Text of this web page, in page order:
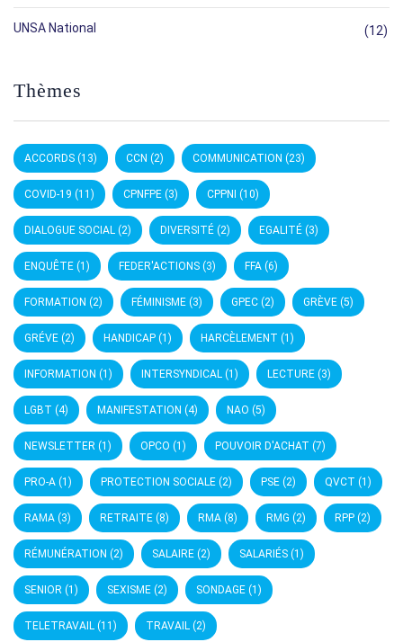
UNSA National (12)
Thèmes
ACCORDS (13) CCN (2) COMMUNICATION (23)
COVID-19 (11) CPNFPE (3) CPPNI (10)
DIALOGUE SOCIAL (2) DIVERSITÉ (2) EGALITÉ (3)
ENQUÊTE (1) FEDER'ACTIONS (3) FFA (6)
FORMATION (2) FÉMINISME (3) GPEC (2) GRÈVE (5)
GRÉVE (2) HANDICAP (1) HARCÈLEMENT (1)
INFORMATION (1) INTERSYNDICAL (1) LECTURE (3)
LGBT (4) MANIFESTATION (4) NAO (5)
NEWSLETTER (1) OPCO (1) POUVOIR D'ACHAT (7)
PRO-A (1) PROTECTION SOCIALE (2) PSE (2) QVCT (1)
RAMA (3) RETRAITE (8) RMA (8) RMG (2) RPP (2)
RÉMUNÉRATION (2) SALAIRE (2) SALARIÉS (1)
SENIOR (1) SEXISME (2) SONDAGE (1)
TELETRAVAIL (11) TRAVAIL (2)